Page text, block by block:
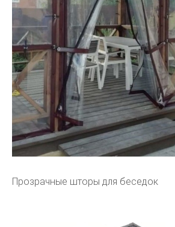
Прозрачные шторы для беседок